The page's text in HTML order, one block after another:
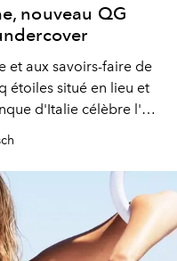
nouveau QG
et aux savoirs-faire de
étoiles situé en lieu et
d'Italie célèbre l'art
intemporelle.